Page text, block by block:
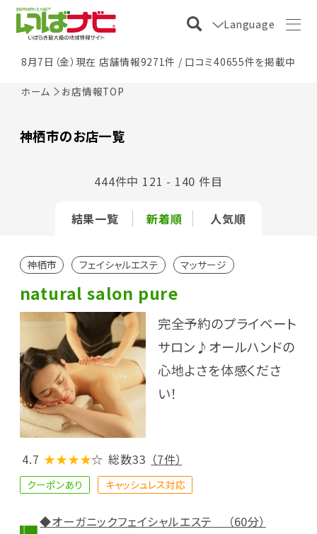
Language
8月7日（金）現在 店舗情報9271件 / 口コミ40655件を掲載中
ホーム お店情報TOP
神栖市のお店一覧
結果一覧 新着順 人気順
444件中 121 - 140 件目
神栖市 フェイシャルエステ マッサージ
natural salon pure
完全予約のプライベート
サロン♪オールハンドの
心地よさを体感くださ
い！
4.7 ★★★★☆ 総数33 （7件）
クーポンあり キャッシュレス対応
◆オーガニックフェイシャルエステ （60分）